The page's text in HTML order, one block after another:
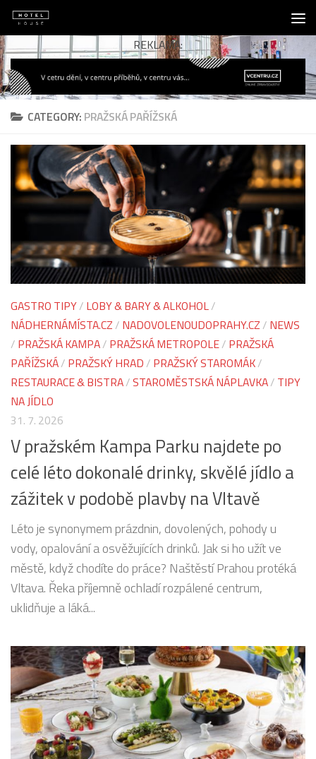
Skip to content
REKLAMA:
CATEGORY: PRAŽSKÁ PAŘÍŽSKÁ
GASTRO TIPY/ LOBY & BARY & ALKOHOL/
NÁDHERNÁMÍSTA.CZ / NADOVOLENOUDOPRAHY.CZ / NEWS
/ PRAŽSKÁ KAMPA/ PRAŽSKÁ METROPOLE/ PRAŽSKÁ
PAŘÍŽSKÁ/ PRAŽSKÝ HRAD / PRAŽSKÝ STAROMÁK/
RESTAURACE & BISTRA/STAROMĚSTSKÁ NÁPLAVKA/ TIPY
NA JÍDLO
31. 7. 2026
V pražském Kampa Parku najdete po
celé léto dokonalé drinky, skvělé jídlo a
zážitek v podobě plavby na Vltavě
Léto je synonymem prázdnin, dovolených, pohody u
vody, opalování a osvěžujících drinků. Jak si ho užít ve
městě, když chodíte do práce? Naštěstí Prahou protéká
Vltava. Řeka příjemně ochladí rozpálené centrum,
uklidňuje a láká...